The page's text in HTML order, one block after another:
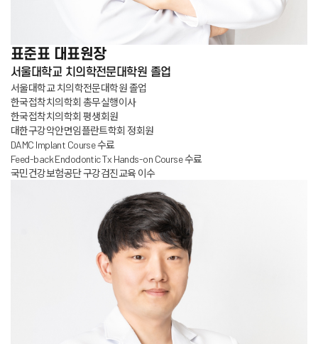
표준표 대표원장
서울대학교 치의학전문대학원 졸업
서울대학교 치의학전문대학원 졸업
한국접착치의학회 총무실행이사
한국접착치의학회 평생회원
대한구강악안면임플란트학회 정회원
DAMC Implant Course 수료
Feed-back Endodontic Tx Hands-on Course 수료
국민건강보험공단 구강검진교육 이수